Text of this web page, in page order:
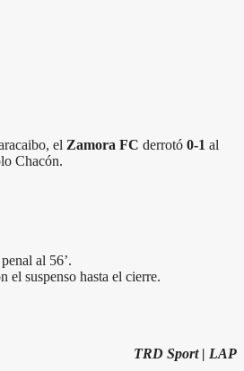
el Zamora FC derrotó 0-1 al
Chacón.
al 56’.
el suspenso hasta el cierre.
TRD Sport | LAP